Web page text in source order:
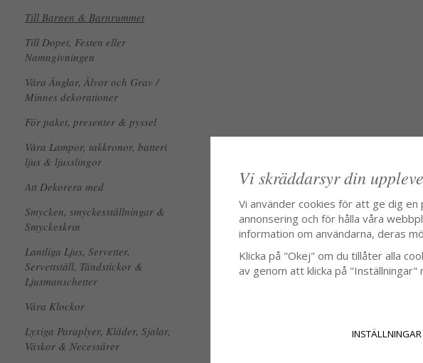
Till Barnen & Barnrummet
Till Dopet, Festen eller
Namngivningen
Våra Änglar, Älvor och Grav /
Minnes dekorationer
För paket, presenter & pyssel
Våra Lampor, takkronor, batteri
ljus & ljusslingor
Att Dekorera med
Smycken, smyckesställningar &
Smyckeskrin
Lantliga Ljus, Servetter,
Servettställ, Tändstickor &
Ljusmanschetter
Våra Klockor
Lyxiga Paraplyer, Kläder, Sjalar,
Väskor & Necessärer
Vi skräddarsyr din
Vi använder cookies för att ge dig
annonsering och för hålla våra
information om användarna, deras
Klicka på "Okej" om du tillåter alla
av genom att klicka på "Inställningar"
INSTÄLLNINGAR